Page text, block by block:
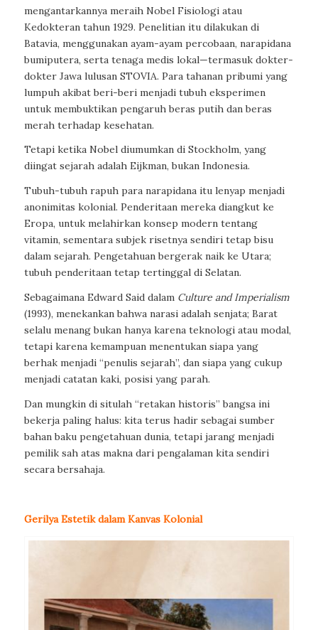
mengantarkannya meraih Nobel Fisiologi atau
Kedokteran tahun 1929. Penelitian itu dilakukan di
Batavia, menggunakan ayam-ayam percobaan, narapidana
bumiputera, serta tenaga medis lokal—termasuk dokter-
dokter Jawa lulusan STOVIA. Para tahanan pribumi yang
lumpuh akibat beri-beri menjadi tubuh eksperimen
untuk membuktikan pengaruh beras putih dan beras
merah terhadap kesehatan.
Tetapi ketika Nobel diumumkan di Stockholm, yang
diingat sejarah adalah Eijkman, bukan Indonesia.
Tubuh-tubuh rapuh para narapidana itu lenyap menjadi
anonimitas kolonial. Penderitaan mereka diangkut ke
Eropa, untuk melahirkan konsep modern tentang
vitamin, sementara subjek risetnya sendiri tetap bisu
dalam sejarah. Pengetahuan bergerak naik ke Utara;
tubuh penderitaan tetap tertinggal di Selatan.
Sebagaimana Edward Said dalam Culture and Imperialism
(1993), menekankan bahwa narasi adalah senjata; Barat
selalu menang bukan hanya karena teknologi atau modal,
tetapi karena kemampuan menentukan siapa yang
berhak menjadi “penulis sejarah”, dan siapa yang cukup
menjadi catatan kaki, posisi yang parah.
Dan mungkin di situlah “retakan historis” bangsa ini
bekerja paling halus: kita terus hadir sebagai sumber
bahan baku pengetahuan dunia, tetapi jarang menjadi
pemilik sah atas makna dari pengalaman kita sendiri
secara bersahaja.
Gerilya Estetik dalam Kanvas Kolonial